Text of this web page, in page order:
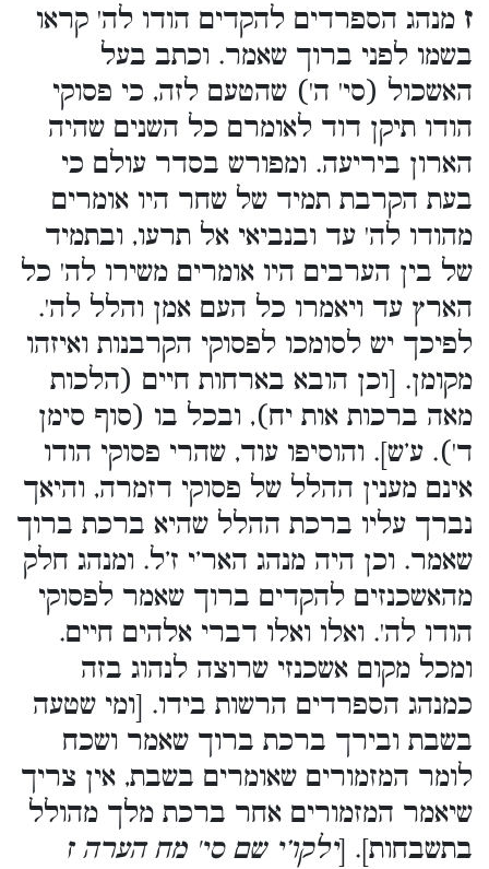
ז מנהג הספרדים להקדים הודו לה' קראו
בשמו לפני ברוך שאמר. וכתב בעל
האשכול (סי' ה') שהטעם לזה, כי פסוקי
הודו תיקן דוד לאומרם כל השנים שהיה
הארון ביריעה. ומפורש בסדר עולם כי
בעת הקרבת תמיד של שחר היו אומרים
מהודו לה' עד ובנביאי אל תרעו, ובתמיד
של בין הערבים היו אומרים משירו לה' כל
הארץ עד ויאמרו כל העם אמן והלל לה'.
לפיכך יש לסומכו לפסוקי הקרבנות ואיזהו
מקומן. [וכן הובא בארחות חיים (הלכות
מאה ברכות אות יח), ובכל בו (סוף סימן
ד'). ע’ש]. והוסיפו עוד, שהרי פסוקי הודו
אינם מענין ההלל של פסוקי דזמרה, והיאך
נברך עליו ברכת ההלל שהיא ברכת ברוך
שאמר. וכן היה מנהג האר’י ז’ל. ומנהג חלק
מהאשכנזים להקדים ברוך שאמר לפסוקי
הודו לה'. ואלו ואלו דברי אלהים חיים.
ומכל מקום אשכנזי שרוצה לנהוג בזה
כמנהג הספרדים הרשות בידו. [ומי שטעה
בשבת ובירך ברכת ברוך שאמר ושכח
לומר המזמורים שאומרים בשבת, אין צריך
שיאמר המזמורים אחר ברכת מלך מהולל
בתשבחות]. [ילקו’י שם סי' מח הערה ז